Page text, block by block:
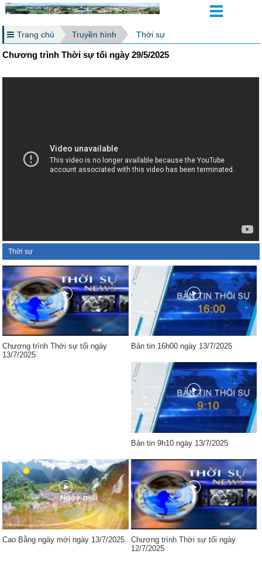
Trang chủ Truyền hình Thời sự
Chương trình Thời sự tối ngày 29/5/2025
Thời sự
Chương trình Thời sự tối ngày
13/7/2025
Bản tin 16h00 ngày 13/7/2025
Bản tin 9h10 ngày 13/7/2025
Cao Bằng ngày mới ngày 13/7/2025
Chương trình Thời sự tối ngày
12/7/2025